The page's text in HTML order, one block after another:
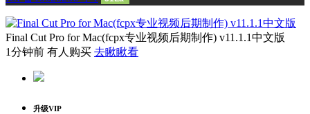
升级VIP
每日签到
全屏浏览